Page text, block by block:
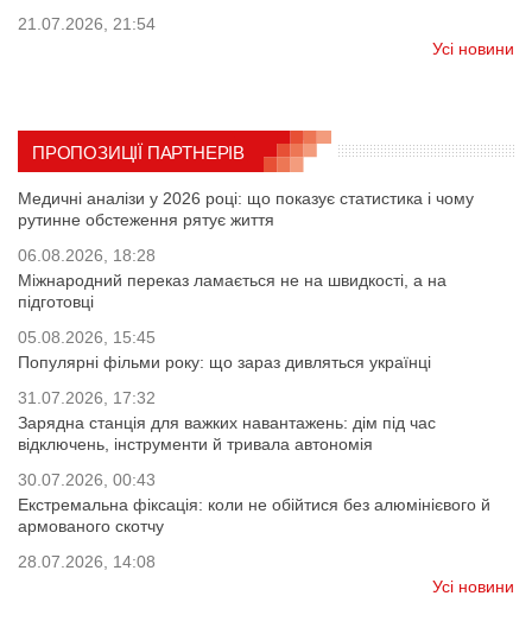
21.07.2026, 21:54
Усі новини
ПРОПОЗИЦІЇ ПАРТНЕРІВ
Медичні аналізи у 2026 році: що показує статистика і чому
рутинне обстеження рятує життя
06.08.2026, 18:28
Міжнародний переказ ламається не на швидкості, а на
підготовці
05.08.2026, 15:45
Популярні фільми року: що зараз дивляться українці
31.07.2026, 17:32
Зарядна станція для важких навантажень: дім під час
відключень, інструменти й тривала автономія
30.07.2026, 00:43
Екстремальна фіксація: коли не обійтися без алюмінієвого й
армованого скотчу
28.07.2026, 14:08
Усі новини